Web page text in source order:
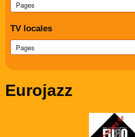
TV locales
Eurojazz